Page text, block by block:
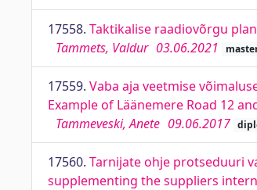
17558. Taktikalise raadiovõrgu
Tammets, Valdur 03.06.2021
17559. Vaba aja veetmise
Example of Läänemere Road 12
Tammeveski, Anete 09.06.2017
17560. Tarnijate ohje protseduuri
supplementing the suppliers